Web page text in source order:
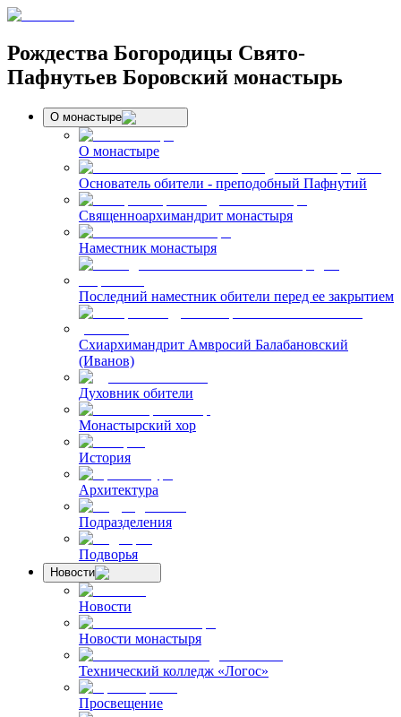
Рождества Богородицы Свято-
Пафнутьев Боровский монастырь
О монастыре
О монастыре
Основатель обители - преподобный Пафнутий
Священноархимандрит монастыря
Наместник монастыря
Последний наместник обители перед ее закрытием
Схиархимандрит Амвросий Балабановский
(Иванов)
Духовник обители
Монастырский хор
История
Архитектура
Подразделения
Подворья
Новости
Новости
Новости монастыря
Технический колледж «Логос»
Просвещение